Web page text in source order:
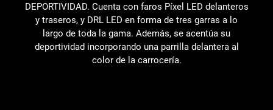
DEPORTIVIDAD. Cuenta con faros Píxel LED delanteros
y traseros, y DRL LED en forma de tres garras a lo
largo de toda la gama. Además, se acentúa su
deportividad incorporando una parrilla delantera al
color de la carrocería.